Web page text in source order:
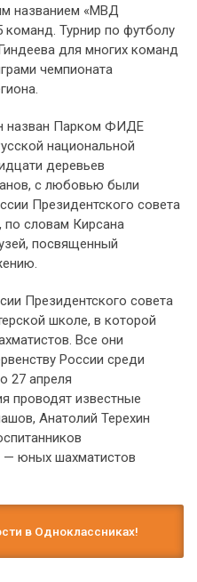
названием «МВД
команд. Турнир по футболу
для многих команд
чемпионата
назван Парком ФИДЕ
национальной
деревьев
с любовью были
Президентского совета
словам Кирсана
посвященный
Президентского совета
школе, в которой
Все они
России среди
27 апреля
проводят известные
Анатолий Терехин
— юных шахматистов
в Одноклассниках!